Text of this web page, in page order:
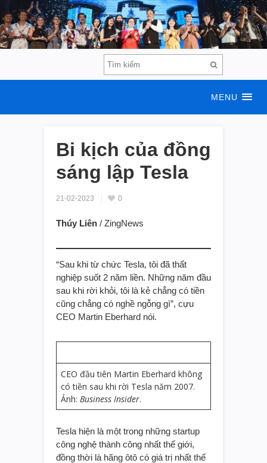
MENU
Bi kịch của đồng
sáng lập Tesla
21-02-2023 0
Thúy Liên / ZingNews
“Sau khi từ chức Tesla, tôi đã thất
nghiệp suốt 2 năm liền. Những năm đầu
sau khi rời khỏi, tôi là kẻ chẳng có tiền
cũng chẳng có nghề ngỗng gì”, cựu
CEO Martin Eberhard nói.
CEO đầu tiên Martin Eberhard không
có tiền sau khi rời Tesla năm 2007.
Ảnh: Business Insider.
Tesla hiện là một trong những startup
công nghệ thành công nhất thế giới,
đồng thời là hãng ôtô có giá trị nhất thế